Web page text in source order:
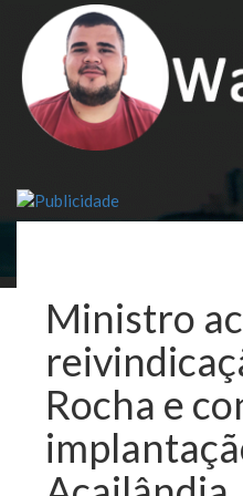
content
Ministro
Rocha e